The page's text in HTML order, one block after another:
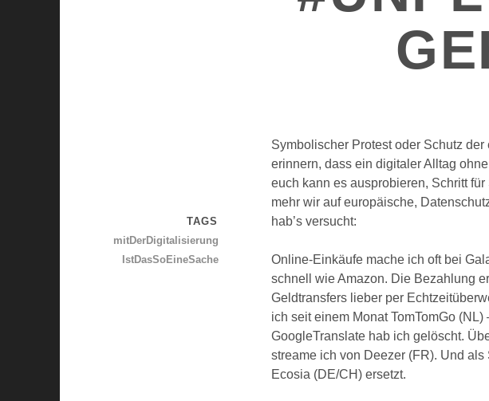
Symbolischer Protest oder Schutz
erinnern, dass ein digitaler Alltag
euch kann es ausprobieren, Schritt
mehr wir auf europäische,
hab’s versucht:
Online-Einkäufe mache ich oft bei
schnell wie Amazon. Die Bezahlung
Geldtransfers lieber per
ich seit einem Monat TomTomGo
GoogleTranslate hab ich gelöscht.
streame ich von Deezer (FR). Und
Ecosia (DE/CH) ersetzt.
TAGS
mitDerDigitalisierung
IstDasSoEineSache